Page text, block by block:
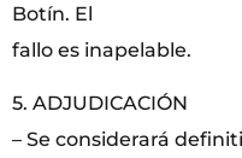
Botín. El
fallo es inapelable.
5. ADJUDICACIÓN
– Se considerará